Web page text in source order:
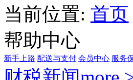
当前位置: 首页
帮助中心
新手上路 配送与支付 会员中心 服务